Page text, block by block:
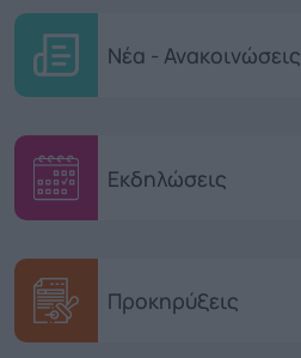
Νέα - Ανακοινώσεις
Εκδηλώσεις
Προκηρύξεις